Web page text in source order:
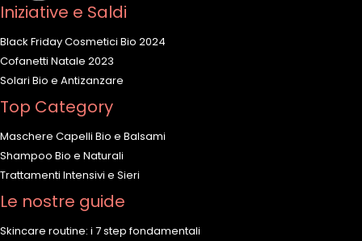
Iniziative e Saldi
Black Friday Cosmetici Bio 2024
Cofanetti Natale 2023
Solari Bio e Antizanzare
Top Category
Maschere Capelli Bio e Balsami
Shampoo Bio e Naturali
Trattamenti Intensivi e Sieri
Le nostre guide
Skincare routine: i 7 step fondamentali